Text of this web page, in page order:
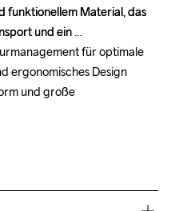
funktionellem Material, das
und ein
für optimale
ergonomisches Design
und große
funktionellem Material, das
und ein
für optimale
ergonomisches Design
und große